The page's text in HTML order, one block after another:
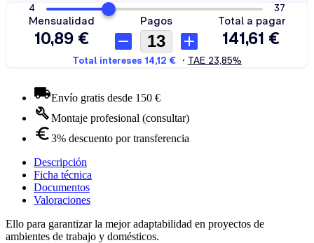
Envío gratis desde 150 €
Montaje profesional (consultar)
3% descuento por transferencia
Descripción
Ficha técnica
Documentos
Valoraciones
Ello para garantizar la mejor adaptabilidad en proyectos de
ambientes de trabajo y domésticos.